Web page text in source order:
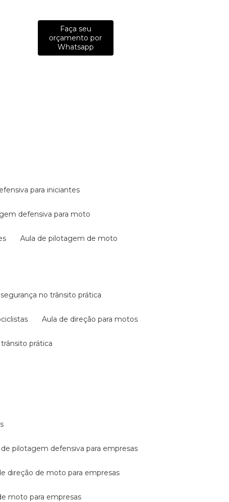
Faça seu
orçamento por
Whatsapp
para iniciantes
defensiva para moto
aula de pilotagem de moto
segurança no trânsito prática
aula de direção para motos
trânsito prática
de pilotagem defensiva para empresas
direção de moto para empresas
moto para empresas